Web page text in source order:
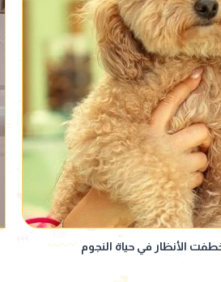
الأنظار في حياة النجوم